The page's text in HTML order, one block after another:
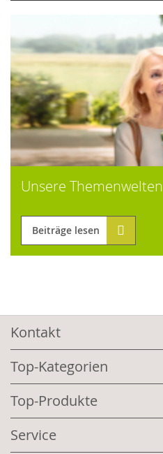
Unsere Themenwelten
Beiträge lesen
Kontakt
Top-Kategorien
Top-Produkte
Service